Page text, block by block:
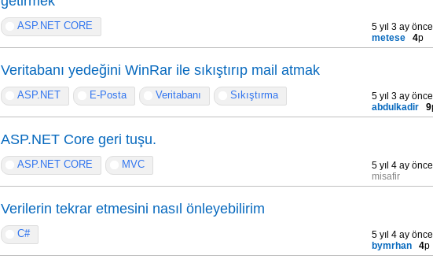
ASP.NET CORE
5 yıl 3 ay önce
metese
4p
Veritabanı yedeğini WinRar ile sıkıştırıp mail atmak
ASP.NET E-Posta Veritabanı Sıkıştırma
5 yıl 3 ay önce
abdulkadir
9
ASP.NET Core geri tuşu.
ASP.NET CORE MVC
5 yıl 4 ay önce
misafir
Verilerin tekrar etmesini nasıl önleyebilirim
C#
5 yıl 4 ay önce
bymrhan
4p